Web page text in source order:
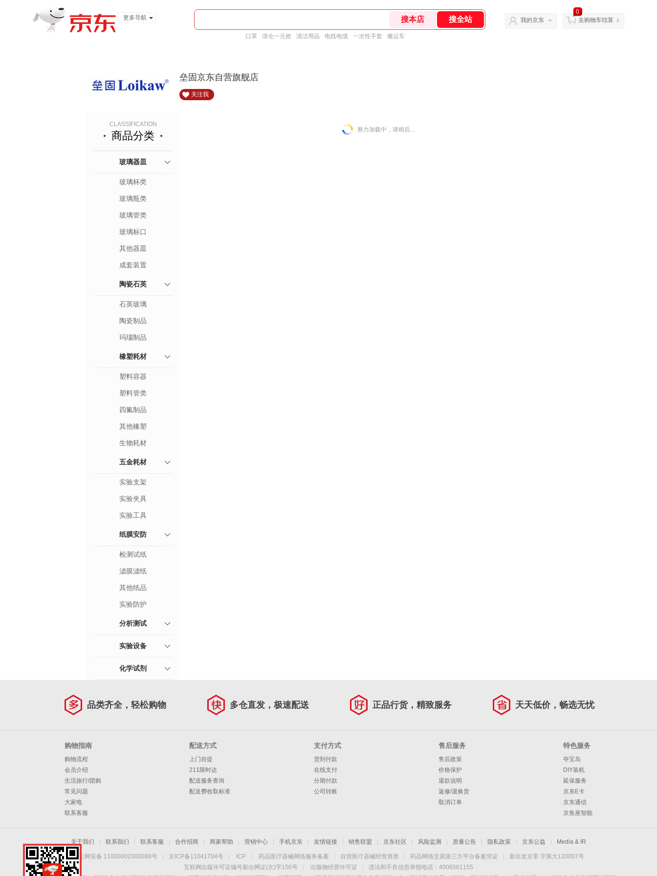
更多导航
口罩 清仓一元抢 清洁用品 电线电缆 一次性手套 搬运车
我的京东
0
去购物车结算
垒固京东自营旗舰店
关注我
CLASSIFICATION
商品分类
玻璃器皿
玻璃杯类
玻璃瓶类
玻璃管类
玻璃标口
其他器皿
成套装置
陶瓷石英
石英玻璃
陶瓷制品
玛瑙制品
橡塑耗材
塑料容器
塑料管类
四氟制品
其他橡塑
生物耗材
五金耗材
实验支架
实验夹具
实验工具
纸膜安防
检测试纸
滤膜滤纸
其他纸品
实验防护
分析测试
实验设备
化学试剂
努力加载中，请稍后...
品类齐全，轻松购物 多仓直发，极速配送 正品行货，精致服务 天天低价，畅选无忧
购物指南
购物流程
会员介绍
生活旅行/团购
常见问题
大家电
联系客服
配送方式
上门自提
211限时达
配送服务查询
配送费收取标准
支付方式
货到付款
在线支付
分期付款
公司转账
售后服务
售后政策
价格保护
退款说明
返修/退换货
取消订单
特色服务
夺宝岛
DIY装机
延保服务
京东E卡
京东通信
京鱼座智能
关于我们 联系我们 联系客服 合作招商 商家帮助 营销中心 手机京东 友情链接 销售联盟 京东社区 风险监测 质量公告 隐私政策 京东公益 Media & IR
京公网安备 11000002000088号 京ICP备11041704号 ICP 药品医疗器械网络服务备案 自营医疗器械经营资质 药品网络交易第三方平台备案凭证
新出发京零 字第大120007号
互联网出版许可证编号新出网证(京)字150号
出版物经营许可证
违法和不良信息举报电话：4006561155